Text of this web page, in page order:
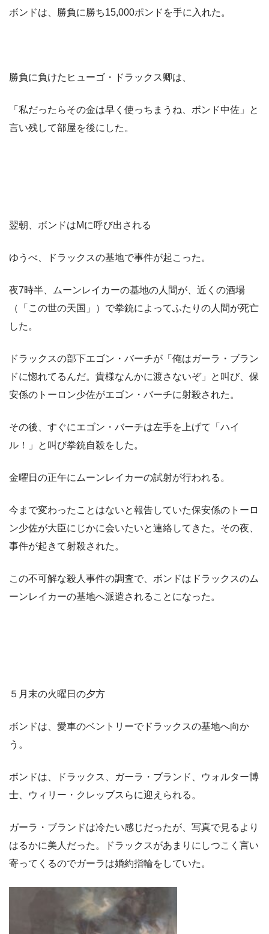
ボンドは、勝負に勝ち15,000ポンドを手に入れた。
勝負に負けたヒューゴ・ドラックス卿は、
「私だったらその金は早く使っちまうね、ボンド中佐」と
言い残して部屋を後にした。
翌朝、ボンドはMに呼び出される
ゆうべ、ドラックスの基地で事件が起こった。
夜7時半、ムーンレイカーの基地の人間が、近くの酒場
（「この世の天国」）で拳銃によってふたりの人間が死亡
した。
ドラックスの部下エゴン・バーチが「俺はガーラ・ブラン
ドに惚れてるんだ。貴様なんかに渡さないぞ」と叫び、保
安係のトーロン少佐がエゴン・バーチに射殺された。
その後、すぐにエゴン・バーチは左手を上げて「ハイ
ル！」と叫び拳銃自殺をした。
金曜日の正午にムーンレイカーの試射が行われる。
今まで変わったことはないと報告していた保安係のトーロ
ン少佐が大臣にじかに会いたいと連絡してきた。その夜、
事件が起きて射殺された。
この不可解な殺人事件の調査で、ボンドはドラックスのム
ーンレイカーの基地へ派遣されることになった。
５月末の火曜日の夕方
ボンドは、愛車のベントリーでドラックスの基地へ向か
う。
ボンドは、ドラックス、ガーラ・ブランド、ウォルター博
士、ウィリー・クレッブスらに迎えられる。
ガーラ・ブランドは冷たい感じだったが、写真で見るより
はるかに美人だった。ドラックスがあまりにしつこく言い
寄ってくるのでガーラは婚約指輪をしていた。